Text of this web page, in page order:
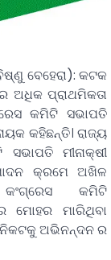
ବେହେରା): କଟକ
ଅଧିକ ପ୍ରାଥମିକତା
କମିଟି ସଭାପତି
କହିଛନ୍ତି। ରାଜ୍ୟ
ମୀନାକ୍ଷୀ
କ୍ରମେ ଅଖିଳ
କମିଟି
ମୋହର ମାରିଥିବା
ନିକଟକୁ ଅଭିନନ୍ଦନ ର